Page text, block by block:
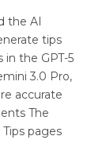
the AI
tips
in the GPT-5
3.0 Pro,
accurate
The
pages